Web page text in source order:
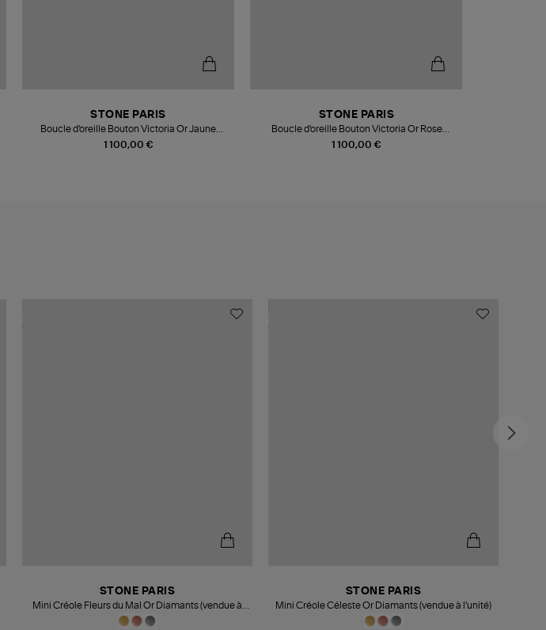
1 100,00 €
STONE PARIS
Boucle d'oreille Bouton Victoria Or Jaune
Diamants (vendue à l'unité)
1 100,00 €
STONE PARIS
Boucle d'oreille Bouton Victoria Or Rose
Diamants (vendue à l'unité)
STONE PARIS
Mini Créole Fleurs du Mal Or Diamants (vendue à
l'unité)
STONE PARIS
Mini Créole Céleste Or Diamants (vendue à l'unité)